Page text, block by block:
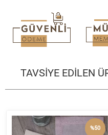
TAVSİYE EDİLEN
%50